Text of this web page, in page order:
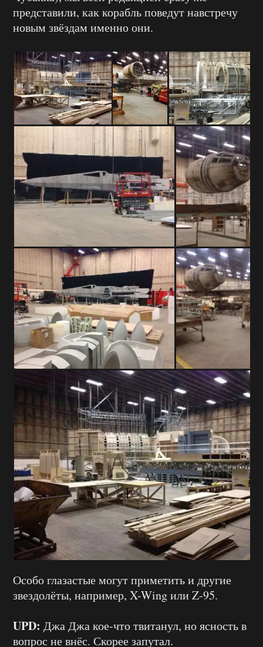
представили, как корабль поведут навстречу
новым звёздам именно они.
Особо глазастые могут приметить и другие
звездолёты, например, X-Wing или Z-95.
UPD: Джа Джа кое-что твитанул, но ясность в
вопрос не внёс. Скорее запутал.